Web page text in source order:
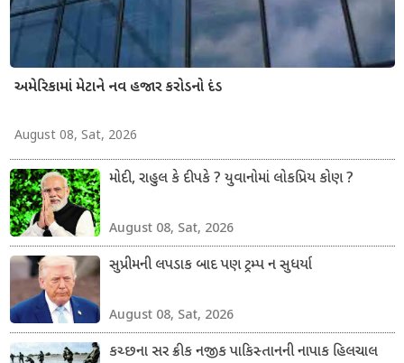
અમેરિકામાં મેટાને નવ હજાર કરોડનો દંડ
August 08, Sat, 2026
મોદી, રાહુલ કે દીપકે ? યુવાનોમાં લોકપ્રિય કોણ ?
August 08, Sat, 2026
સુપ્રીમની લપડાક બાદ પણ ટ્રમ્પ ન સુધર્યા
August 08, Sat, 2026
કચ્છના સર ક્રીક નજીક પાકિસ્તાનની નાપાક હિલચાલ